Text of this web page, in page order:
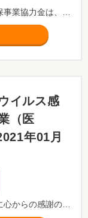
イルス感
（医
年01月